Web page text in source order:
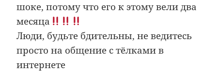
шоке, потому что его к этому вели два
месяца
Люди, будьте бдительны, не ведитесь
просто на общение с тёлками в
интернете